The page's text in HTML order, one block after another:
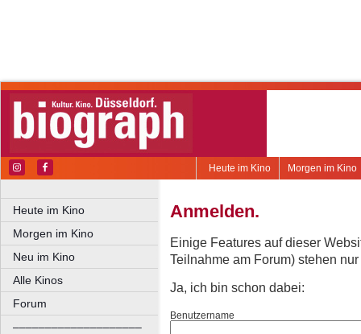
Morgen im Kino
Heute im Kino
Heute im Kino
Morgen im Kino
Neu im Kino
Alle Kinos
Forum
––––––––––––––––––––
Anmelden.
Einige Features auf dieser
Teilnahme am Forum) stehen
Ja, ich bin schon dabei:
Benutzername